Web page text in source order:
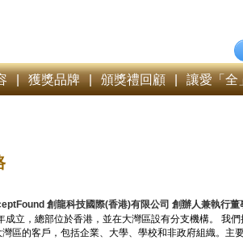
| 獲獎品牌 | 頒獎禮回顧 | 讓愛「全
創龍科技國際(香港)有限公司 創辦人兼執行
成立，總部位於香港，並在大灣區設有分支機構。 我
區的客戶，包括企業、大學、學校和非政府組織。主